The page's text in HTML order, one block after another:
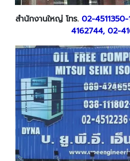
สำนักงานใหญ่ โทร. 02-
4162744, 02-